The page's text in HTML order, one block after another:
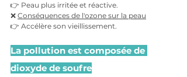
👉 Peau plus irritée et réactive.
❌ Conséquences de l'ozone sur la peau
👉 Accélère son vieillissement.
La pollution est composée de
dioxyde de soufre